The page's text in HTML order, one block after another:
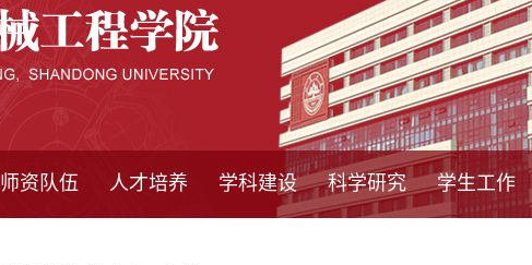
师资队伍 人才培养 学科建设 科学研究 学生工作